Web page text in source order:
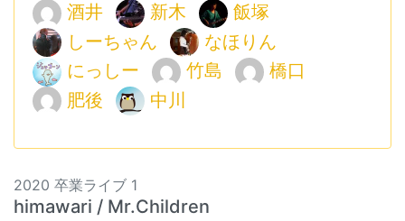
酒井 新木
飯塚
しーちゃん
なほりん
にっしー
竹島
橋口
肥後
中川
2020 卒業ライブ 1
himawari / Mr.Children